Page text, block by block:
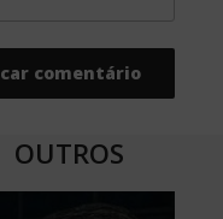
OUTROS